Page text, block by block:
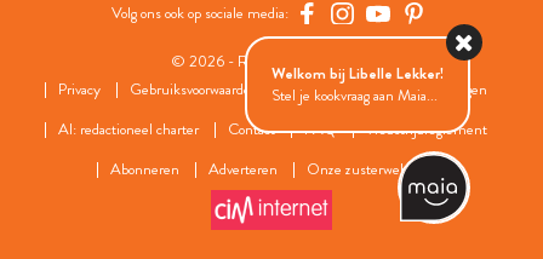
Volg ons ook op sociale media:
© 2026 - Roularta Media Group
Privacy
Gebruiksvoorwaarden Cookies
Cookies instellingen
AI: redactioneel charter
Contact FAQ
Wedstrijdreglement
Abonneren
Adverteren Onze zusterwebsites
Welkom bij Libelle Lekker!
Stel je kookvraag aan Maia...